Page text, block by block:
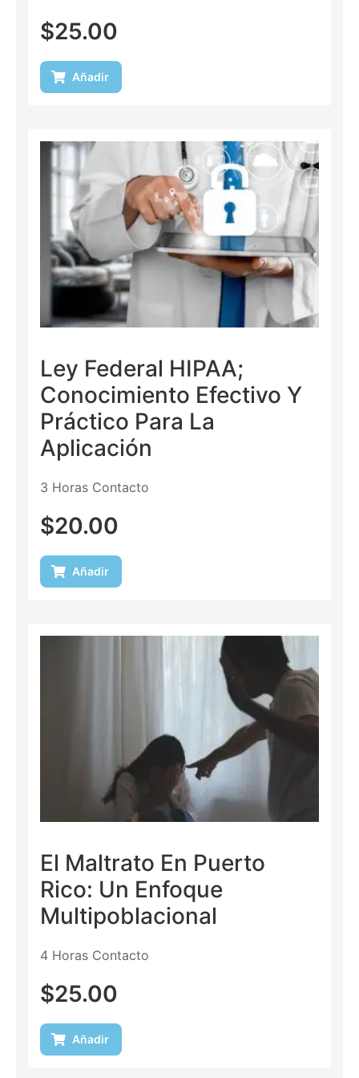
$25.00
Añadir
Ley Federal HIPAA;
Conocimiento Efectivo Y
Práctico Para La
Aplicación
3 Horas Contacto
$20.00
Añadir
El Maltrato En Puerto
Rico: Un Enfoque
Multipoblacional
4 Horas Contacto
$25.00
Añadir